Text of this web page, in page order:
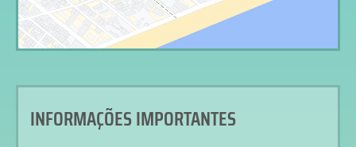
INFORMAÇÕES IMPORTANTES